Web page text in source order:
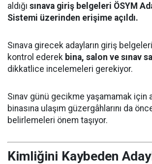
aldığı sınava giriş belgeleri ÖSYM
Sistemi üzerinden erişime açıldı.
Sınava girecek adayların giriş
kontrol ederek bina, salon ve sınav
dikkatlice incelemeleri gerekiyor.
Sınav günü gecikme yaşamamak için
binasına ulaşım güzergâhlarını da
belirlemeleri önem taşıyor.
Kimliğini Kaybeden